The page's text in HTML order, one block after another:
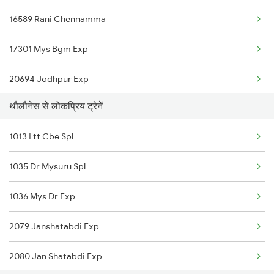
Ranibennur to Kolhapur Trains
Ranibennur to Krishnarajanagara Trains
Ranibennur to Goa Trains
Ranibennur to Chennai Trains
Ranibennur to Mandagere Trains
16589 Rani Chennamma
17301 Mys Bgm Exp
20694 Jodhpur Exp
17391 Sbc Snnr Exp
12079 Janshatabdi Exp
11022 Ten Dr Express
20676 Vishwamanav Exp
07356 Rmm Ubl Special
12725 Siddaganga Exp
थौलौनेस से लोकप्रिय ट्रेनें
1013 Ltt Cbe Spl
1035 Dr Mysuru Spl
1036 Mys Dr Exp
2079 Janshatabdi Exp
2080 Jan Shatabdi Exp